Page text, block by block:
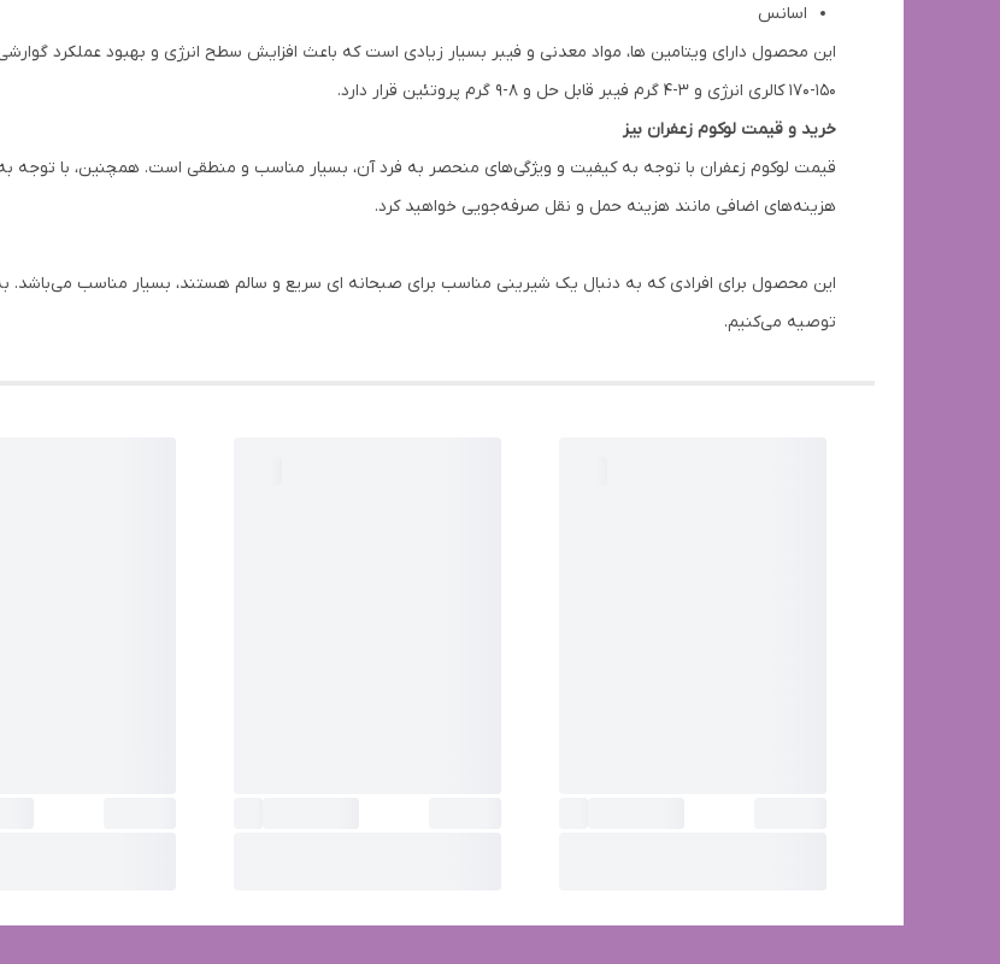
اسانس
۱۵۰-۱۷۰ کالری انرژی و ۳-۴ گرم فیبر قابل حل و ۸-۹ گرم پروتئین قرار دارد.
خرید و قیمت لوکوم زعفران بیز
قیمت لوکوم زعفران با توجه به کیفیت و ویژگی‌های منحصر به فرد آن، بسیار مناسب و منطقی است. همچنین، با توجه
هزینه‌های اضافی مانند هزینه حمل و نقل صرفه‌جویی خواهید کرد.
این محصول برای افرادی که به دنبال یک شیرینی مناسب برای صبحانه ای سریع و سالم هستند، بسیار مناسب می‌باشد.
توصیه می‌کنیم.